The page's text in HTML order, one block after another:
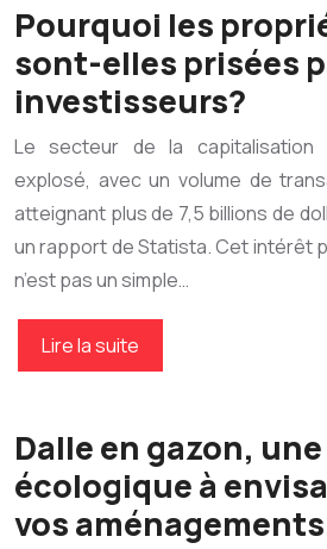
Pourquoi les
sont-elles prisées
investisseurs?
Le secteur de la capitalisation
explosé, avec un volume de
atteignant plus de 7,5 billions de
un rapport de Statista. Cet intérêt
n’est pas un simple…
Lire la suite
Dalle en gazon,
écologique à
vos